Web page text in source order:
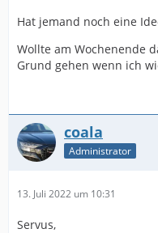
Hat jemand noch eine
Wollte am Wochenende
Grund gehen wenn ich
coala
Administrator
13. Juli 2022 um 10:31
Servus,